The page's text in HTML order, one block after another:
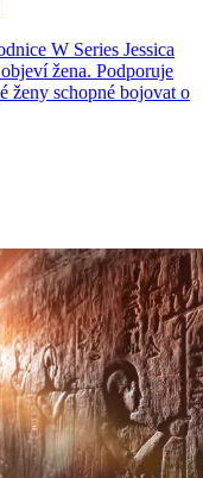
W Series Jessica
žena. Podporuje
ženy schopné bojovat o